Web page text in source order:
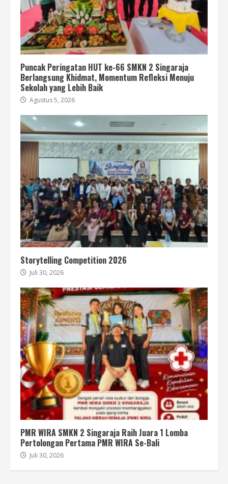
Puncak Peringatan HUT ke-66 SMKN 2 Singaraja
Berlangsung Khidmat, Momentum Refleksi Menuju
Sekolah yang Lebih Baik
Agustus 5, 2026
Storytelling Competition 2026
Juli 30, 2026
PMR WIRA SMKN 2 Singaraja Raih Juara 1 Lomba
Pertolongan Pertama PMR WIRA Se-Bali
Juli 30, 2026